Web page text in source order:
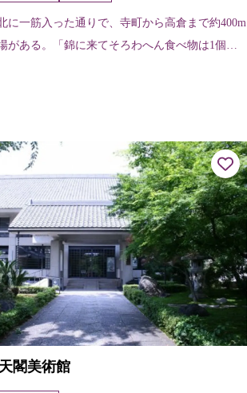
に一筋入った通りで、寺町から高倉まで約400m
がある。「錦に来てそろわへん食べ物は1個も
閣美術館